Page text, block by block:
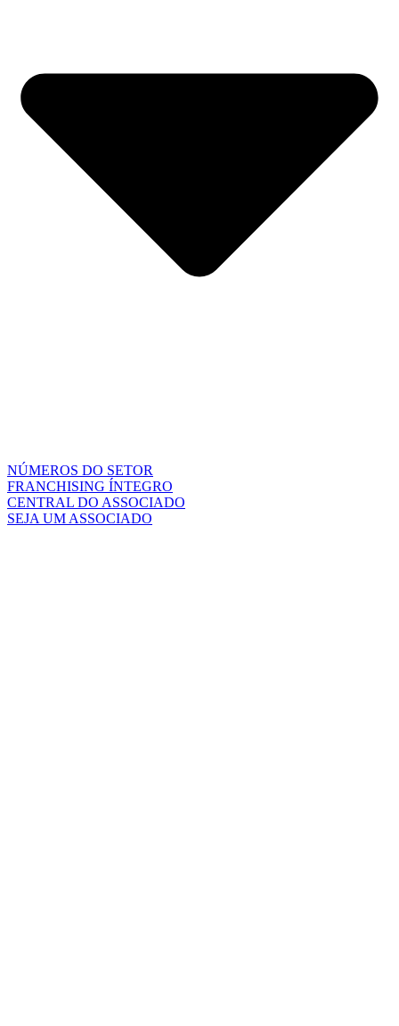
NÚMEROS DO SETOR
FRANCHISING ÍNTEGRO
CENTRAL DO ASSOCIADO
SEJA UM ASSOCIADO